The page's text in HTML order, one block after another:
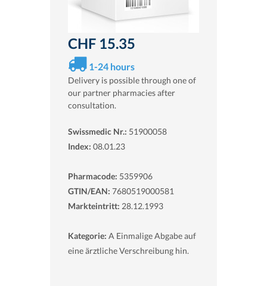
CHF 15.35
1-24 hours
Delivery is possible through one of
our partner pharmacies after
consultation.
Swissmedic Nr.: 51900058
Index: 08.01.23
Pharmacode: 5359906
GTIN/EAN: 7680519000581
Markteintritt: 28.12.1993
Kategorie: A Einmalige Abgabe auf
eine ärztliche Verschreibung hin.